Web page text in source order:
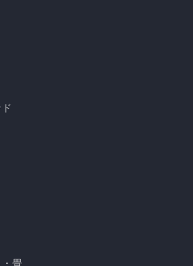
ろ寝マット ❄️強冷感ソファーパ
グ 🍃【New!!】通年使えるレ
イズ(ハーフ/シングル/セミダ
くてとろっとしたくしゅくし
単 瞬間避暑地 くしゅくしゅケ
ット SD...
畳